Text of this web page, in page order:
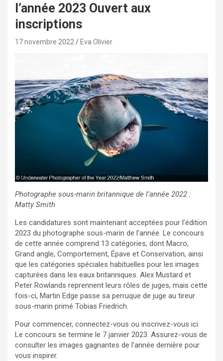
l’année 2023 Ouvert aux
inscriptions
17 novembre 2022 Eva Olivier
Photographe sous-marin britannique de l’année 2022 :
Matty Smith
Les candidatures sont maintenant acceptées pour l’édition
2023 du photographe sous-marin de l’année. Le concours
de cette année comprend 13 catégories, dont Macro,
Grand angle, Comportement, Épave et Conservation, ainsi
que les catégories spéciales habituelles pour les images
capturées dans les eaux britanniques. Alex Mustard et
Peter Rowlands reprennent leurs rôles de juges, mais cette
fois-ci, Martin Edge passe sa perruque de juge au tireur
sous-marin primé Tobias Friedrich.
Pour commencer, connectez-vous ou inscrivez-vous ici.
Le concours se termine le 7 janvier 2023. Assurez-vous de
consulter les images gagnantes de l’année dernière pour
vous inspirer.